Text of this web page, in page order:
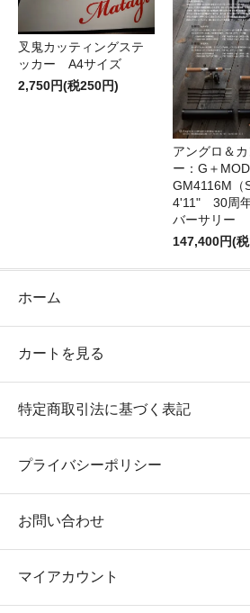
叉鬼カッティングステ
ッカー A4サイズ
2,750円(税250円)
アングロ＆
ー：G＋MOD
GM4116M（
4'11" 30周
バーサリー
147,400円(
ホーム
カートを見る
特定商取引法に基づく表記
プライバシーポリシー
お問い合わせ
マイアカウント